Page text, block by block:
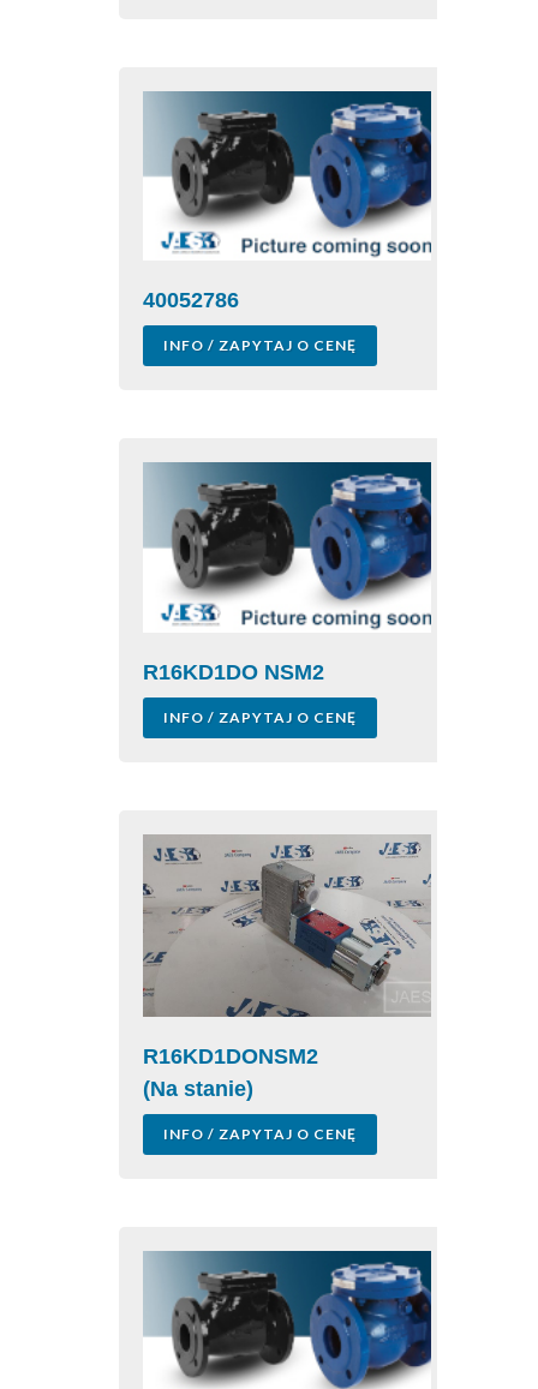
40052786
INFO / ZAPYTAJ O CENĘ
R16KD1DO NSM2
INFO / ZAPYTAJ O CENĘ
R16KD1DONSM2
(Na stanie)
INFO / ZAPYTAJ O CENĘ